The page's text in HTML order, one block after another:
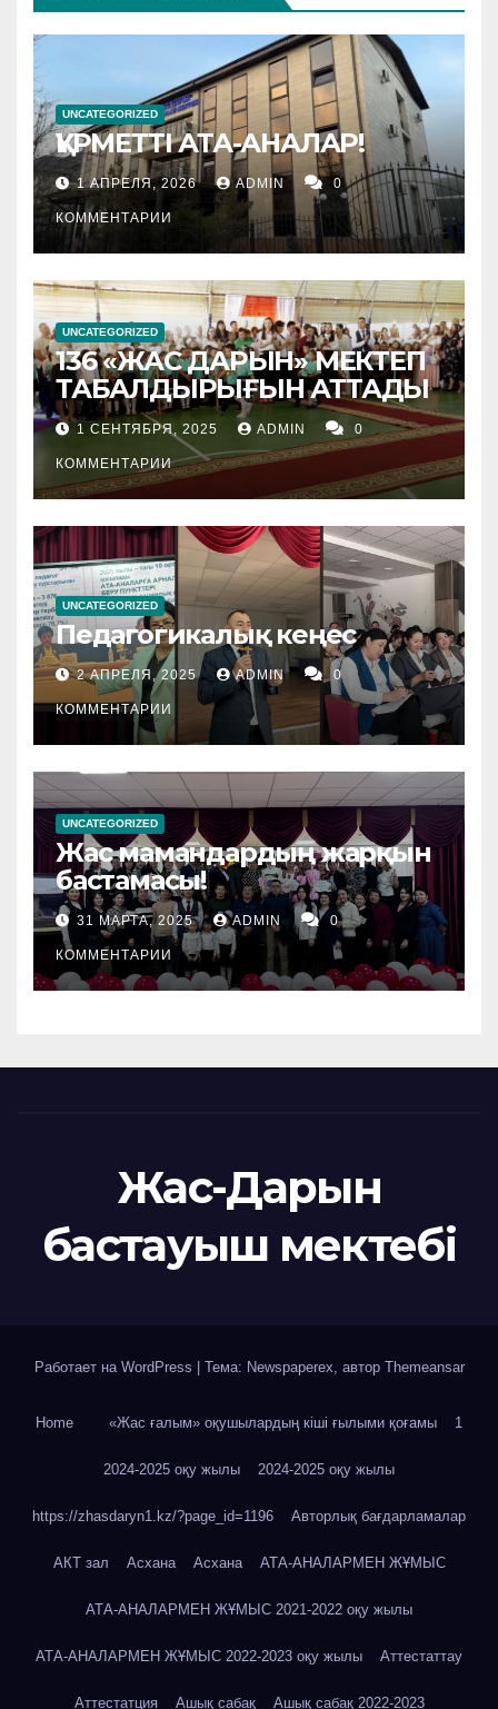
UNCATEGORIZED
ҚҰРМЕТТІ АТА-АНАЛАР!
1 АПРЕЛЯ, 2026 ADMIN 0
КОММЕНТАРИИ
UNCATEGORIZED
136 «ЖАС ДАРЫН» МЕКТЕП
ТАБАЛДЫРЫҒЫН АТТАДЫ
1 СЕНТЯБРЯ, 2025 ADMIN 0
КОММЕНТАРИИ
UNCATEGORIZED
Педагогикалық кеңес
2 АПРЕЛЯ, 2025 ADMIN 0
КОММЕНТАРИИ
UNCATEGORIZED
Жас мамандардың жарқын
бастамасы!
31 МАРТА, 2025 ADMIN 0
КОММЕНТАРИИ
Жас-Дарын
бастауыш мектебі
Работает на WordPress | Тема: Newspaperex, автор Themeansar
Home «Жас ғалым» оқушылардың кіші ғылыми қоғамы 1
2024-2025 оқу жылы 2024-2025 оқу жылы
https://zhasdaryn1.kz/?page_id=1196 Авторлық бағдарламалар
АКТ зал Асхана Асхана АТА-АНАЛАРМЕН ЖҰМЫС
АТА-АНАЛАРМЕН ЖҰМЫС 2021-2022 оқу жылы
АТА-АНАЛАРМЕН ЖҰМЫС 2022-2023 оқу жылы Аттестаттау
Аттестатция Ашық сабақ Ашық сабақ 2022-2023